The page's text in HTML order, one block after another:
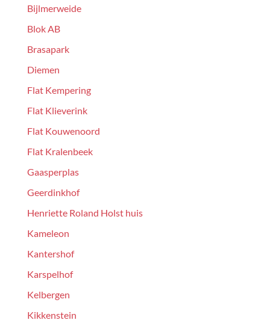
Bijlmerweide
Blok AB
Brasapark
Diemen
Flat Kempering
Flat Klieverink
Flat Kouwenoord
Flat Kralenbeek
Gaasperplas
Geerdinkhof
Henriette Roland Holst huis
Kameleon
Kantershof
Karspelhof
Kelbergen
Kikkenstein